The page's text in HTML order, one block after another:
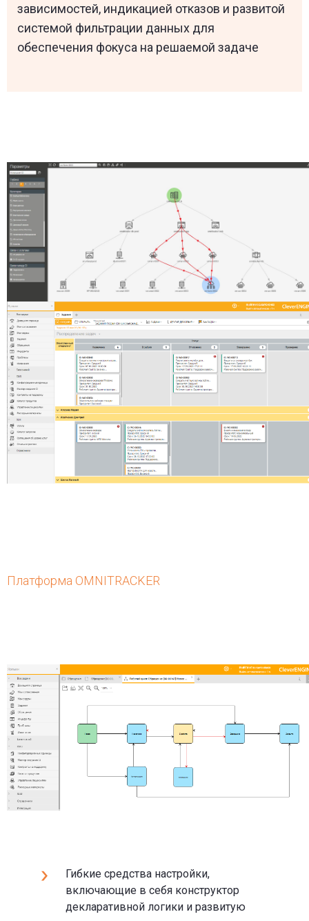
зависимостей, индикацией отказов и развитой
системой фильтрации данных для
обеспечения фокуса на решаемой задаче
Платформа OMNITRACKER
Гибкие средства настройки,
включающие в себя конструктор
декларативной логики и развитую